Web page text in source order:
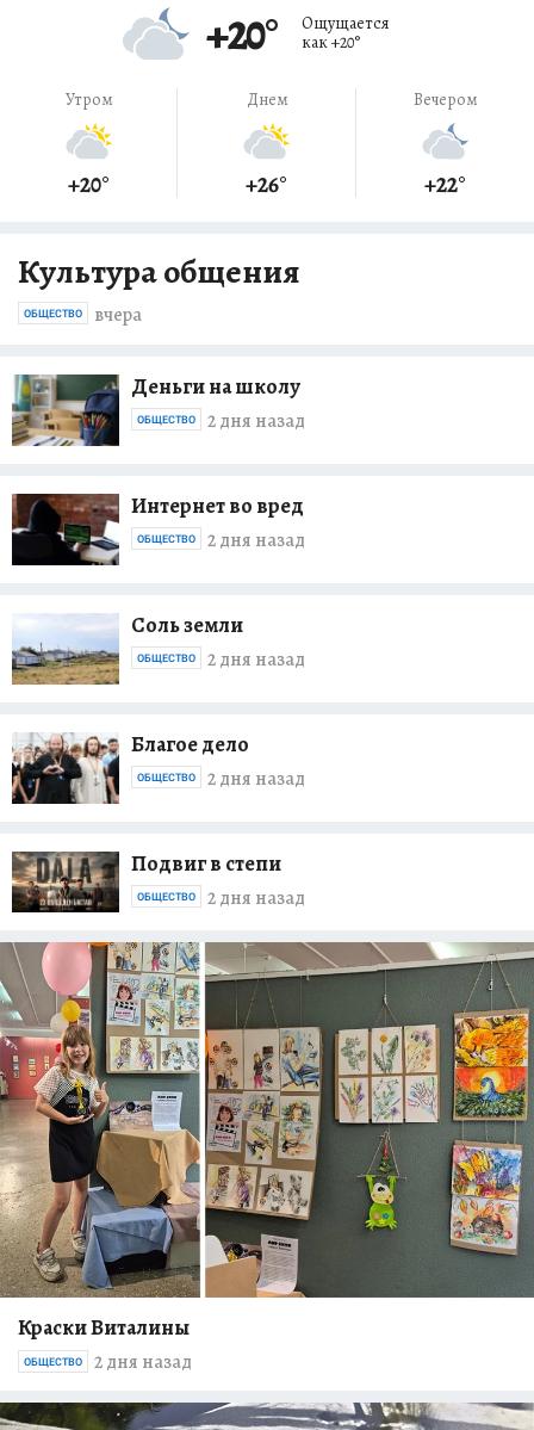
Культура общения
вчера
ОБЩЕСТВО
Деньги на школу
2 дня назад
ОБЩЕСТВО
Интернет во вред
2 дня назад
ОБЩЕСТВО
Соль земли
2 дня назад
ОБЩЕСТВО
Благое дело
2 дня назад
ОБЩЕСТВО
Подвиг в степи
2 дня назад
ОБЩЕСТВО
Краски Виталины
2 дня назад
ОБЩЕСТВО
+20°
Ощущается
как+20°
Утром
+20°
Днем
+26°
Вечером
+22°